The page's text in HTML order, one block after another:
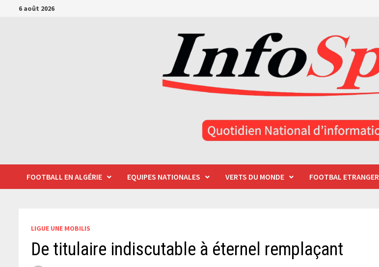
Passer6 août 2026
FOOTBALL EN ALGÉRIE EQUIPES NATIONALES VERTS DU MONDE FOOTBAL ETRANGER
LIGUE UNE MOBILIS
De titulaire indiscutable à éternel remplaçant